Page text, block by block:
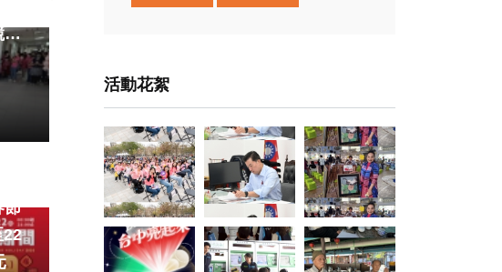
演
節
活動花絮